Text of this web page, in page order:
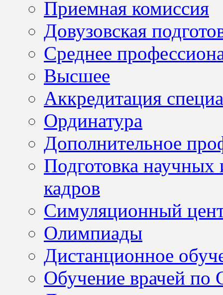
Приемная комиссия
Довузовская
Среднее
Высшее
Аккредитация
Ординатура
Дополнительное
Подготовка научных
кадров
Симуляционный
Олимпиады
Дистанционное
Обучение врачей по